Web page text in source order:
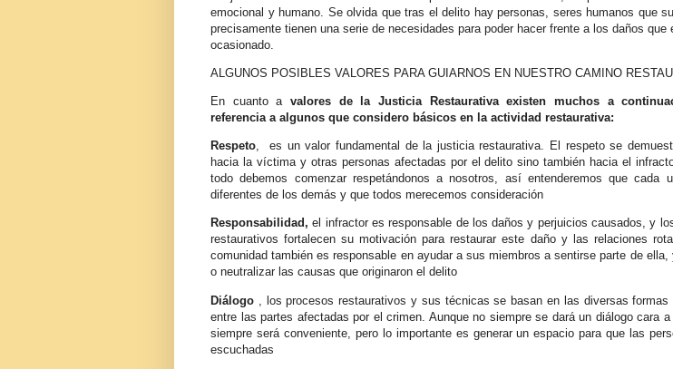
emocional y humano. Se olvida que tras el delito hay personas, seres humanos que
precisamente tienen una serie de necesidades para poder hacer frente a los daños que
ocasionado.
ALGUNOS POSIBLES VALORES PARA GUIARNOS EN NUESTRO CAMINO
En cuanto a valores de la Justicia Restaurativa existen muchos a
referencia a algunos que considero básicos en la actividad restaurativa:
Respeto, es un valor fundamental de la justicia restaurativa. El respeto se
hacia la víctima y otras personas afectadas por el delito sino también hacia el
todo debemos comenzar respetándonos a nosotros, así entenderemos que cada
diferentes de los demás y que todos merecemos consideración
Responsabilidad,el infractor es responsable de los daños y perjuicios causados​​, y
restaurativos fortalecen su motivación para restaurar este daño y las relaciones
comunidad también es responsable en ayudar a sus miembros a sentirse parte de ella,
o neutralizar las causas que originaron el delito
Diálogo
, los procesos restaurativos y sus técnicas se basan en las diversas formas
entre las partes afectadas por el crimen. Aunque no siempre se dará un diálogo cara
siempre será conveniente, pero lo importante es generar un espacio para que las
escuchadas